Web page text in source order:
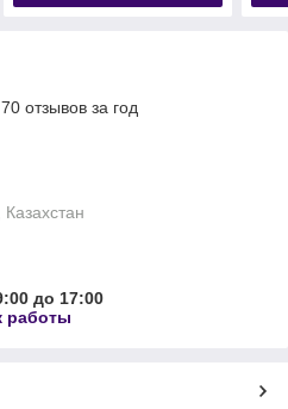
отзывов за год
до 17:00
работы